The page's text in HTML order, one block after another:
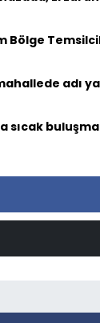
Bölge
adı
sıcak buluşma